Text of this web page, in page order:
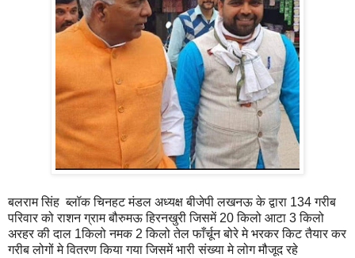
बलराम सिंह ब्लॉक चिनहट मंडल अध्यक्ष बीजेपी लखनऊ के द्वारा 134 गरीब
परिवार को राशन ग्राम बौरुमऊ हिरनखुरी जिसमें 20 किलो आटा 3 किलो
अरहर की दाल 1किलो नमक 2 किलो तेल फाँर्चून बोरे मे भरकर किट तैयार कर
गरीब लोगों मे वितरण किया गया जिसमें भारी संख्या मे लोग मौजूद रहे